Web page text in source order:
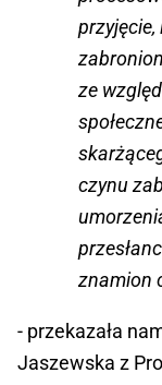
ze
czynu
znamion
- przekazała
Jaszewska z